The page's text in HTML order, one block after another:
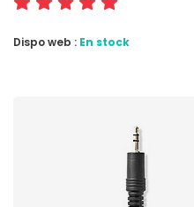
Dispo web : En stock